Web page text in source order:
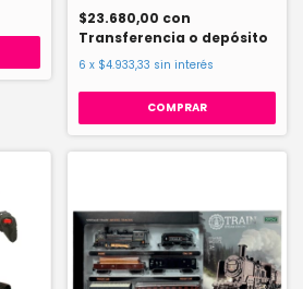
$23.680,00 con
Transferencia o depósito
6 x $4.933,33 sin interés
COMPRAR